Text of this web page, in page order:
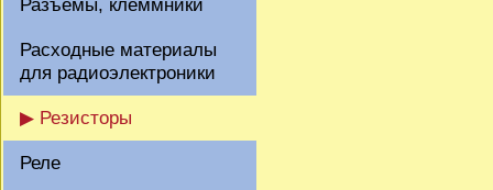
Разъемы, клеммники
Расходные материалы
для радиоэлектроники
▶ Резисторы
Реле